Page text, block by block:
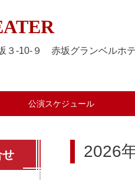
３-10-９ 赤坂グランベルホ
公演スケジュール
2026
せ